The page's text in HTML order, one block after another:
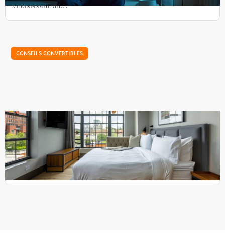
choisissant un...
CONSEILS CONVERTIBLES
Guide d'achat : comment choisir le canapé
convertible parfait
Comment marier fonctionnalité et style dans un espace
restreint ? Avec un canapé convertible, bien sûr ! Mais
entre toutes les options disponibles, les différents...